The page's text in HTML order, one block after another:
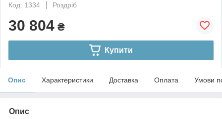
Код: 1334
Роздріб
30 804 ₴
Купити
Опис Характеристики Доставка Оплата Умови
Опис